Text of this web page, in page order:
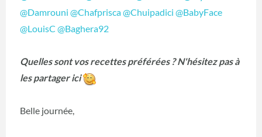
@Damrouni @Chafprisca@Chuipadici @BabyFace
@LouisC @Baghera92
Quelles sont vos recettes préférées ? N'hésitez pas à
les partager ici
Belle journée,